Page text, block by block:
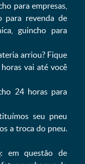
para empresas,
para revenda de
guincho para
arriou? Fique
vai até você
24 horas para
seu pneu
a troca do pneu.
: em questão de